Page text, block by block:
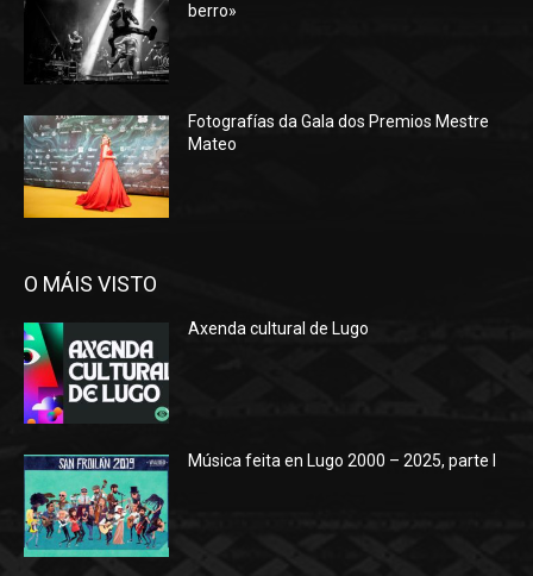
berro»
Fotografías da Gala dos Premios Mestre
Mateo
O MÁIS VISTO
Axenda cultural de Lugo
Música feita en Lugo 2000 – 2025, parte I